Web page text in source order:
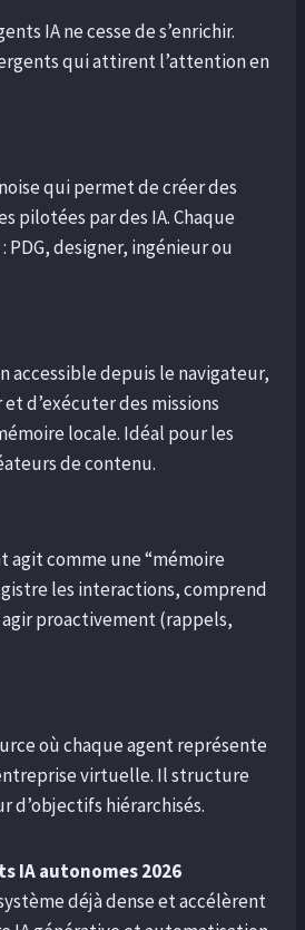
IA ne cesse de s’enrichir.
qui attirent l’attention en
qui permet de créer des
pilotées par des IA. Chaque
PDG, designer, ingénieur ou
accessible depuis le navigateur,
d’exécuter des missions
locale. Idéal pour les
de contenu.
agit comme une “mémoire
les interactions, comprend
proactivement (rappels,
où chaque agent représente
virtuelle. Il structure
d’objectifs hiérarchisés.
IA autonomes 2026
déjà dense et accélèrent